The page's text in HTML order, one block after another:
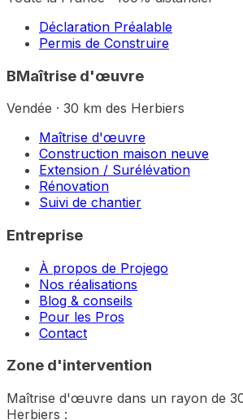
Déclaration Préalable
Permis de Construire
BMaîtrise d'œuvre
Vendée · 30 km des Herbiers
Maîtrise d'œuvre
Construction maison neuve
Extension / Surélévation
Rénovation
Suivi de chantier
Entreprise
À propos de Projego
Nos réalisations
Blog & conseils
Pour les Pros
Contact
Zone d'intervention
Maîtrise d'œuvre dans un rayon de
Herbiers :